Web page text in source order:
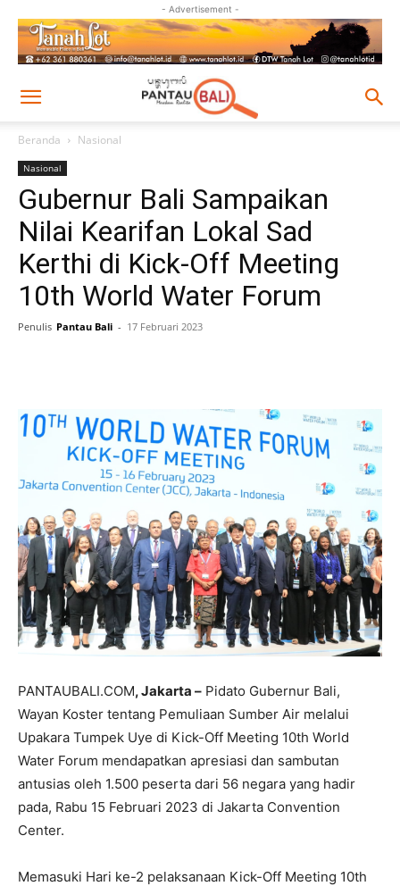
- Advertisement -
Beranda Nasional
Nasional
Gubernur Bali Sampaikan
Nilai Kearifan Lokal Sad
Kerthi di Kick-Off Meeting
10th World Water Forum
Penulis Pantau Bali - 17 Februari 2023
PANTAUBALI.COM, Jakarta – Pidato Gubernur Bali,
Wayan Koster tentang Pemuliaan Sumber Air melalui
Upakara Tumpek Uye di Kick-Off Meeting 10th World
Water Forum mendapatkan apresiasi dan sambutan
antusias oleh 1.500 peserta dari 56 negara yang hadir
pada, Rabu 15 Februari 2023 di Jakarta Convention
Center.
Memasuki Hari ke-2 pelaksanaan Kick-Off Meeting 10th